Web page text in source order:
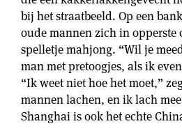
bij het straatbeeld. Op een
oude mannen zich in opperste
spelletje mahjong. “Wil je
man met pretoogjes, als ik
“Ik weet niet hoe het moet,”
mannen lachen, en ik lach
Shanghai is ook het echte